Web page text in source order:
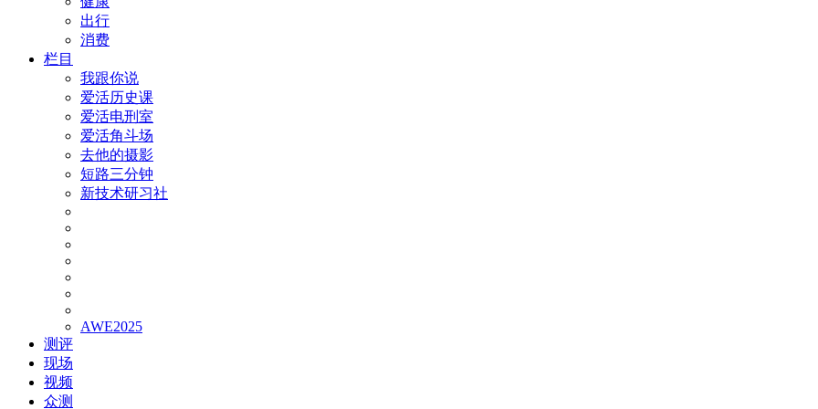
出行
消费
栏目
我跟你说
爱活历史课
爱活电刑室
爱活角斗场
去他的摄影
短路三分钟
新技术研习社
AWE2025
测评
现场
视频
众测